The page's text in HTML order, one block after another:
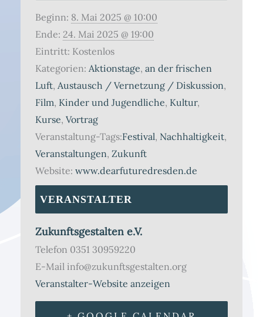
Beginn: 8. Mai 2025 @ 10:00
Ende: 24. Mai 2025 @ 19:00
Eintritt: Kostenlos
Kategorien: Aktionstage, an der frischen
Luft, Austausch / Vernetzung / Diskussion,
Film, Kinder und Jugendliche, Kultur,
Kurse, Vortrag
Veranstaltung-Tags:Festival, Nachhaltigkeit,
Veranstaltungen, Zukunft
Website: www.dearfuturedresden.de
VERANSTALTER
Zukunftsgestalten e.V.
Telefon 0351 30959220
E-Mail info@zukunftsgestalten.org
Veranstalter-Website anzeigen